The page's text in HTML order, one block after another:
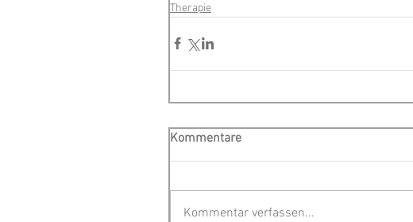
Therapie
Kommentare
Kommentar verfassen...